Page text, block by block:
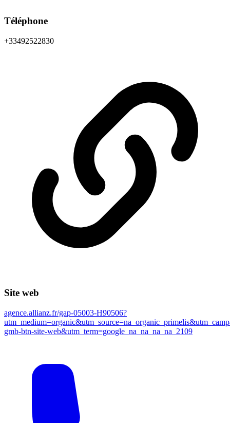
Téléphone
+33492522830
Site web
agence.allianz.fr/gap-05003-H90506?
gmb-btn-site-web&utm_term=google_na_na_na_na_2109